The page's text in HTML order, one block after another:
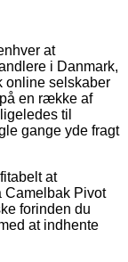
at
i Danmark,
online selskaber
en række af
til
gange yde fragt
at
Camelbak Pivot
forinden du
at indhente